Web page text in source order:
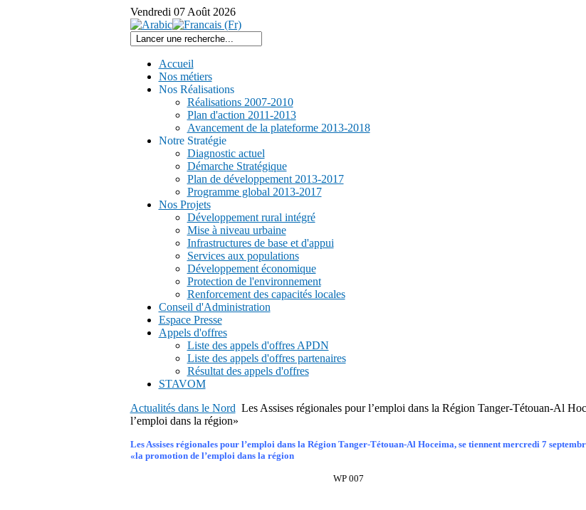
Vendredi 07 Août 2026
Accueil
Nos métiers
Nos Réalisations
Réalisations 2007-2010
Plan d'action 2011-2013
Avancement de la plateforme 2013-2018
Notre Stratégie
Diagnostic actuel
Démarche Stratégique
Plan de développement 2013-2017
Programme global 2013-2017
Nos Projets
Développement rural intégré
Mise à niveau urbaine
Infrastructures de base et d'appui
Services aux populations
Développement économique
Protection de l'environnement
Renforcement des capacités locales
Conseil d'Administration
Espace Presse
Appels d'offres
Liste des appels d'offres APDN
Liste des appels d'offres partenaires
Résultat des appels d'offres
STAVOM
Actualités dans le Nord Les Assises régionales pour l’emploi dans la Région Tanger-Tétouan-Al
l’emploi dans la région»
Les Assises régionales pour l’emploi dans la Région Tanger-Tétouan-Al Hoceima, se tiennent mercredi 7
la promotion de l’emploi dans la région»